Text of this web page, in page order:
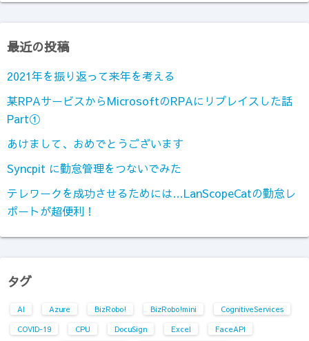
最近の投稿
2021年を振り返って来年を考える
某RPAサービスからMicrosoftのRPAにリプレイスした話
Part①
あけまして、おめでとうございます
Syncpit に勤怠管理をつないでみた
テレワークを成功させるためには…LanScopeCatの勤怠レ
ポートが超便利！
タグ
AI Azure BizRobo! BizRobo!mini
CognitiveServices
COVID-19
CPU DocuSign Excel FaceAPI